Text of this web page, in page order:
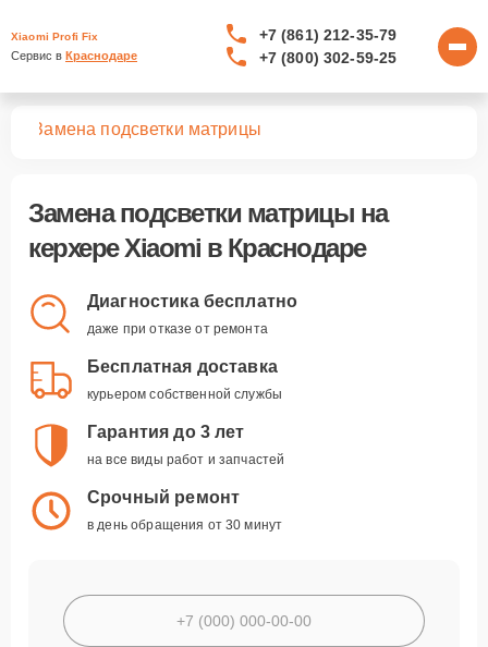
Xiaomi Profi Fix
Сервис в Краснодаре
+7 (861) 212-35-79
+7 (800) 302-59-25
Замена подсветки матрицы
Замена подсветки матрицы на
керхере Xiaomi в Краснодаре
Диагностика бесплатно
даже при отказе от ремонта
Бесплатная доставка
курьером собственной службы
Гарантия до 3 лет
на все виды работ и запчастей
Срочный ремонт
в день обращения от 30 минут